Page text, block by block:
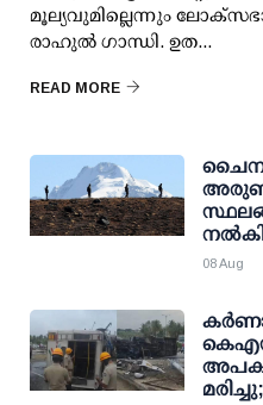
മൂല്യവുമില്ലെന്നും
രാഹുല്‍ ഗാന്ധി. ഉത...
READ MORE
നല്‍കി
08 Aug